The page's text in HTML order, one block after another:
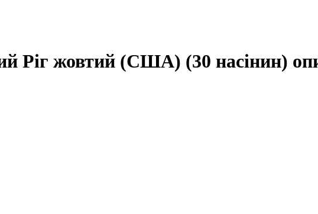
Ріг жовтий (США) (30 насінин)